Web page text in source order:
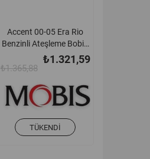
Accent 00-05 Era Rio
Benzinli Ateşleme Bobin
Kablosu Orjinal -
2735026620
₺1.321,59
₺1.365,88
TÜKENDI